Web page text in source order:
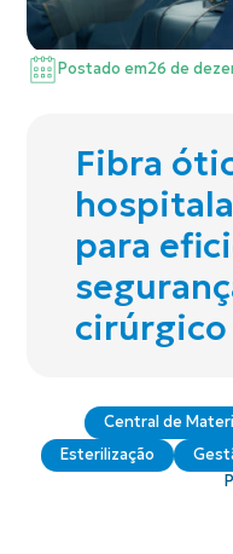
Postado em26 de
Fibra
para
cirúrgico
Central de
Esterilização